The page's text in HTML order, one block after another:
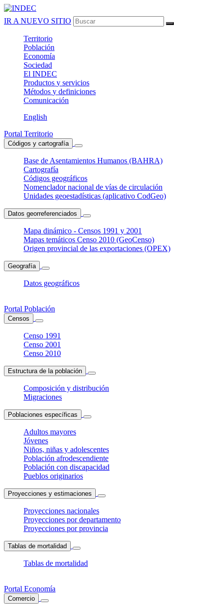
IR A NUEVO SITIO
Territorio
Población
Economía
Sociedad
El INDEC
Productos y servicios
Métodos y definiciones
Comunicación
English
Portal Territorio
Códigos y cartografía
Base de Asentamientos Humanos (BAHRA)
Cartografía
Códigos geográficos
Nomenclador nacional de vías de circulación
Unidades geoestadísticas (aplicativo CodGeo)
Datos georreferenciados
Mapa dinámico - Censos 1991 y 2001
Mapas temáticos Censo 2010 (GeoCenso)
Origen provincial de las exportaciones (OPEX)
Geografía
Datos geográficos
Portal Población
Censos
Censo 1991
Censo 2001
Censo 2010
Estructura de la población
Composición y distribución
Migraciones
Poblaciones específicas
Adultos mayores
Jóvenes
Niños, niñas y adolescentes
Población afrodescendiente
Población con discapacidad
Pueblos originarios
Proyecciones y estimaciones
Proyecciones nacionales
Proyecciones por departamento
Proyecciones por provincia
Tablas de mortalidad
Tablas de mortalidad
Portal Economía
Comercio